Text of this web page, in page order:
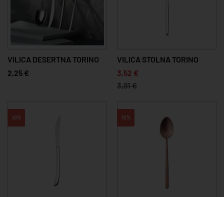
VILICA DESERTNA TORINO
2,25 €
VILICA STOLNA TORINO
3,52 €
3,91 €
10% 10%